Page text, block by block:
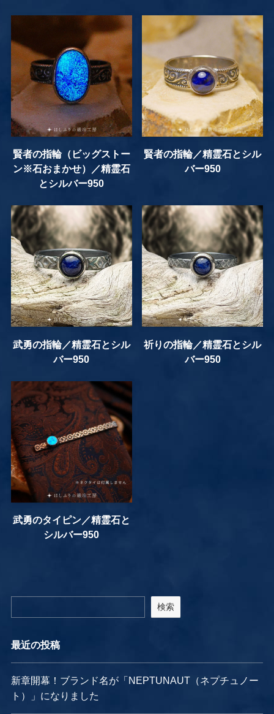
賢者の指輪（ビッグストー
ン※石おまかせ）／精霊石
とシルバー950
賢者の指輪／精霊石とシル
バー950
武勇の指輪／精霊石とシル
バー950
祈りの指輪／精霊石とシル
バー950
武勇のタイピン／精霊石と
シルバー950
検索
最近の投稿
新章開幕！ブランド名が「NEPTUNAUT（ネプチュノー
ト）」になりました